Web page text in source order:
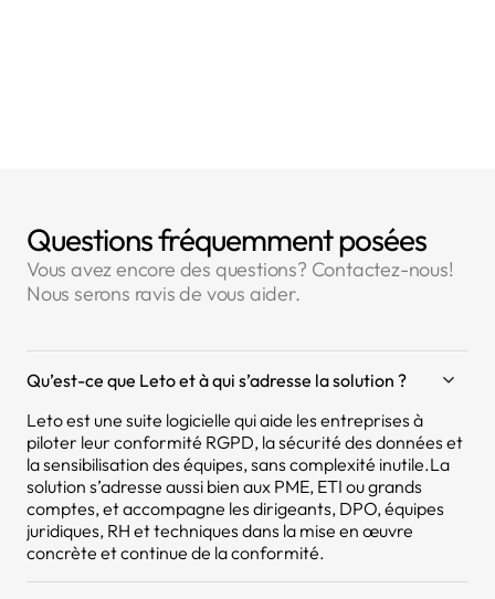
Questions fréquemment posées
Vous avez encore des questions? Contactez-nous!
Nous serons ravis de vous aider.
Qu’est-ce que Leto et à qui s’adresse la solution ?
Leto est une suite logicielle qui aide les entreprises à
piloter leur conformité RGPD, la sécurité des données et
la sensibilisation des équipes, sans complexité inutile.La
solution s’adresse aussi bien aux PME, ETI ou grands
comptes, et accompagne les dirigeants, DPO, équipes
juridiques, RH et techniques dans la mise en œuvre
concrète et continue de la conformité.